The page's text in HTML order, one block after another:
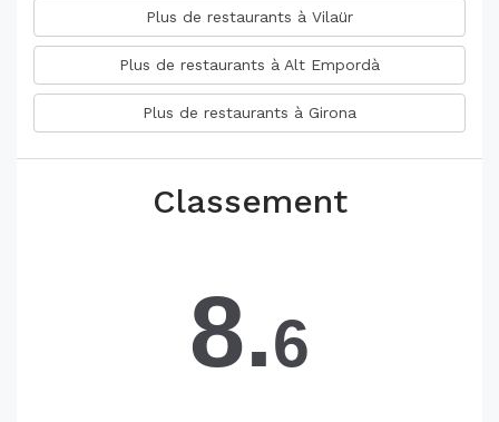
Plus de restaurants à Vilaür
Plus de restaurants à Alt Empordà
Plus de restaurants à Girona
Classement
8.6